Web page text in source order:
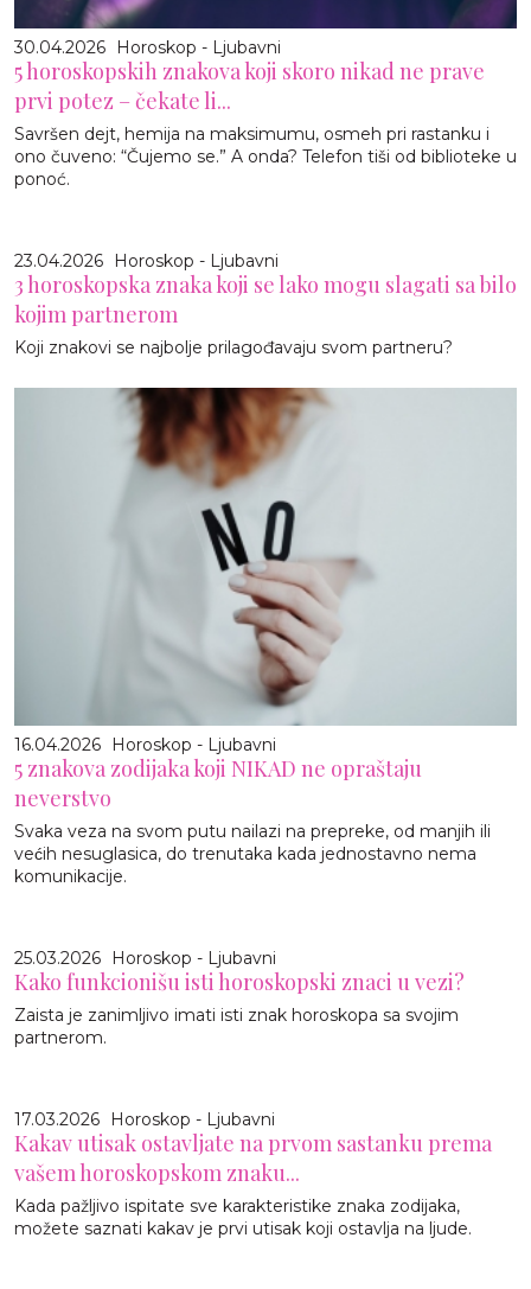
30.04.2026 Horoskop - Ljubavni
5 horoskopskih znakova koji skoro nikad ne prave
prvi potez – čekate li...
Savršen dejt, hemija na maksimumu, osmeh pri rastanku i
ono čuveno: “Čujemo se.” A onda? Telefon tiši od biblioteke u
ponoć.
23.04.2026 Horoskop - Ljubavni
3 horoskopska znaka koji se lako mogu slagati sa bilo
kojim partnerom
Koji znakovi se najbolje prilagođavaju svom partneru?
16.04.2026 Horoskop - Ljubavni
5 znakova zodijaka koji NIKAD ne opraštaju
neverstvo
Svaka veza na svom putu nailazi na prepreke, od manjih ili
većih nesuglasica, do trenutaka kada jednostavno nema
komunikacije.
25.03.2026 Horoskop - Ljubavni
Kako funkcionišu isti horoskopski znaci u vezi?
Zaista je zanimljivo imati isti znak horoskopa sa svojim
partnerom.
17.03.2026 Horoskop - Ljubavni
Kakav utisak ostavljate na prvom sastanku prema
vašem horoskopskom znaku...
Kada pažljivo ispitate sve karakteristike znaka zodijaka,
možete saznati kakav je prvi utisak koji ostavlja na ljude.